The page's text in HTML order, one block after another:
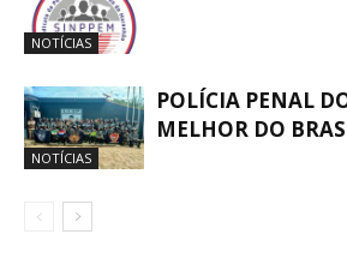
NOTÍCIAS
NOTÍCIAS
POLÍCIA PENAL
MELHOR DO